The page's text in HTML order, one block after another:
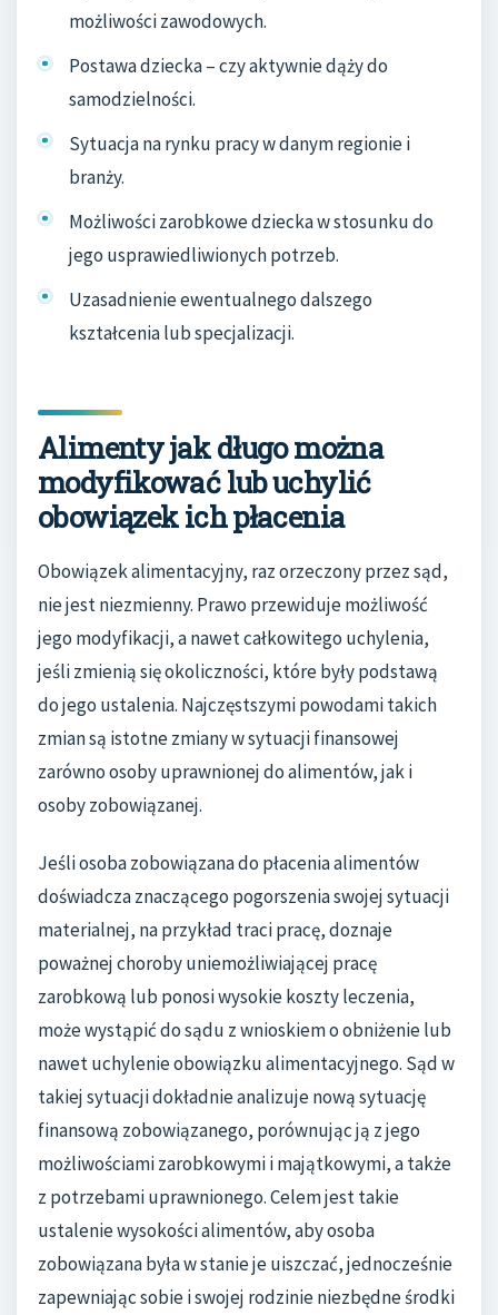
możliwości zawodowych.
Postawa dziecka – czy aktywnie dąży do
samodzielności.
Sytuacja na rynku pracy w danym regionie i
branży.
Możliwości zarobkowe dziecka w stosunku do
jego usprawiedliwionych potrzeb.
Uzasadnienie ewentualnego dalszego
kształcenia lub specjalizacji.
Alimenty jak długo można
modyfikować lub uchylić
obowiązek ich płacenia
Obowiązek alimentacyjny, raz orzeczony przez sąd,
nie jest niezmienny. Prawo przewiduje możliwość
jego modyfikacji, a nawet całkowitego uchylenia,
jeśli zmienią się okoliczności, które były podstawą
do jego ustalenia. Najczęstszymi powodami takich
zmian są istotne zmiany w sytuacji finansowej
zarówno osoby uprawnionej do alimentów, jak i
osoby zobowiązanej.
Jeśli osoba zobowiązana do płacenia alimentów
doświadcza znaczącego pogorszenia swojej sytuacji
materialnej, na przykład traci pracę, doznaje
poważnej choroby uniemożliwiającej pracę
zarobkową lub ponosi wysokie koszty leczenia,
może wystąpić do sądu z wnioskiem o obniżenie lub
nawet uchylenie obowiązku alimentacyjnego. Sąd w
takiej sytuacji dokładnie analizuje nową sytuację
finansową zobowiązanego, porównując ją z jego
możliwościami zarobkowymi i majątkowymi, a także
z potrzebami uprawnionego. Celem jest takie
ustalenie wysokości alimentów, aby osoba
zobowiązana była w stanie je uiszczać, jednocześnie
zapewniając sobie i swojej rodzinie niezbędne środki